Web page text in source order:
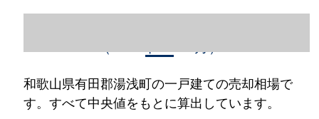
和歌山県有田郡湯浅町の一戸建ての売却相場で
す。すべて中央値をもとに算出しています。